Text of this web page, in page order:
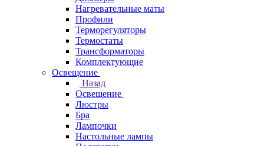
Нагревательные маты
Профили
Терморегуляторы
Термостаты
Трансформаторы
Комплектующие
Освещение
Назад
Освещение
Люстры
Бра
Лампочки
Настольные лампы